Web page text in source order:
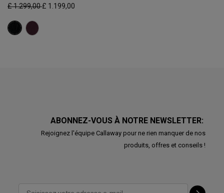
£ 1.299,00£ 1.199,00
ABONNEZ-VOUS À NOTRE NEWSLETTER:
Rejoignez l'équipe Callaway pour ne rien manquer de nos
produits, offres et conseils !